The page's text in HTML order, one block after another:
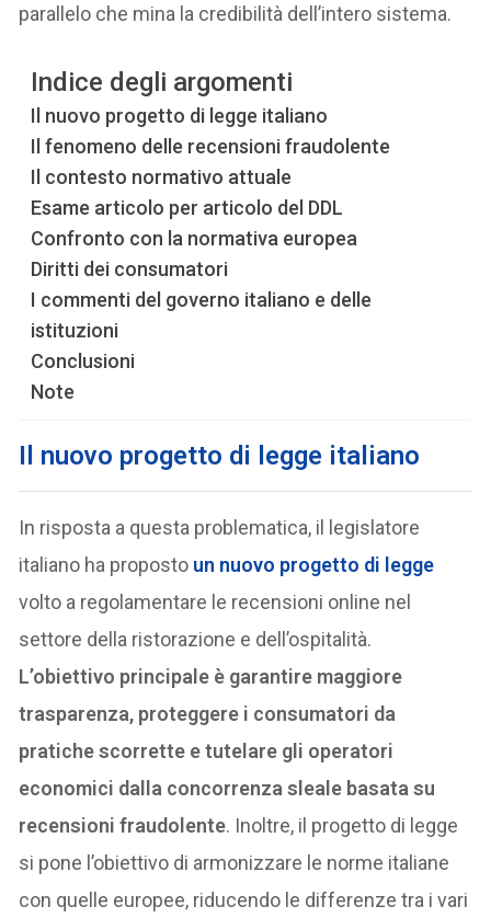
parallelo che mina la credibilità dell’intero sistema.
Indice degli argomenti
Il nuovo progetto di legge italiano
Il fenomeno delle recensioni fraudolente
Il contesto normativo attuale
Esame articolo per articolo del DDL
Confronto con la normativa europea
Diritti dei consumatori
I commenti del governo italiano e delle
istituzioni
Conclusioni
Note
Il nuovo progetto di legge italiano
In risposta a questa problematica, il legislatore
italiano ha proposto un nuovo progetto di legge
volto a regolamentare le recensioni online nel
settore della ristorazione e dell’ospitalità.
L’obiettivo principale è garantire maggiore
trasparenza, proteggere i consumatori da
pratiche scorrette e tutelare gli operatori
economici dalla concorrenza sleale basata su
recensioni fraudolente. Inoltre, il progetto di legge
si pone l’obiettivo di armonizzare le norme italiane
con quelle europee, riducendo le differenze tra i vari